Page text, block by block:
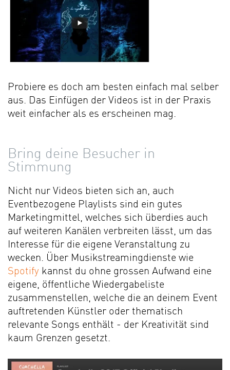
Probiere es doch am besten einfach mal selber
aus. Das Einfügen der Videos ist in der Praxis
weit einfacher als es erscheinen mag.
Bring deine Besucher in
Stimmung
Nicht nur Videos bieten sich an, auch
Eventbezogene Playlists sind ein gutes
Marketingmittel, welches sich überdies auch
auf weiteren Kanälen verbreiten lässt, um das
Interesse für die eigene Veranstaltung zu
wecken. Über Musikstreamingdienste wie
Spotify kannst du ohne grossen Aufwand eine
eigene, öffentliche Wiedergabeliste
zusammenstellen, welche die an deinem Event
auftretenden Künstler oder thematisch
relevante Songs enthält - der Kreativität sind
kaum Grenzen gesetzt.